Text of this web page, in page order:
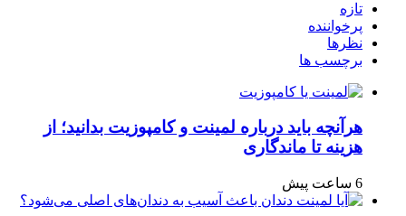
تازه
پرخواننده
نظرها
برچسب ها
هرآنچه باید درباره لمینت و کامپوزیت بدانید؛ از
هزینه تا ماندگاری
6 ساعت پیش